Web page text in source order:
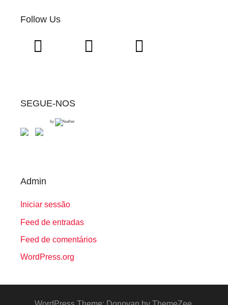
Follow Us
SEGUE-NOS
by
Admin
Iniciar sessão
Feed de entradas
Feed de comentários
WordPress.org